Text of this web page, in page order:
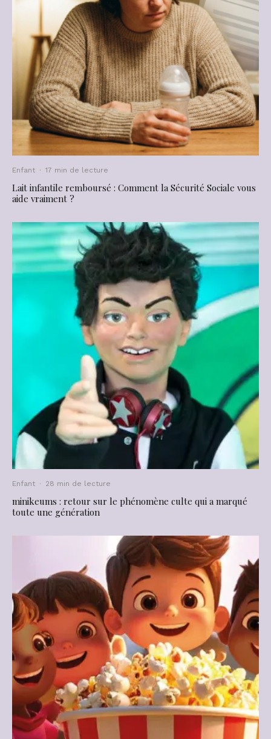
Enfant · 17 min de lecture
Lait infantile remboursé : Comment la Sécurité Sociale vous
aide vraiment ?
Enfant · 28 min de lecture
minikeums : retour sur le phénomène culte qui a marqué
toute une génération